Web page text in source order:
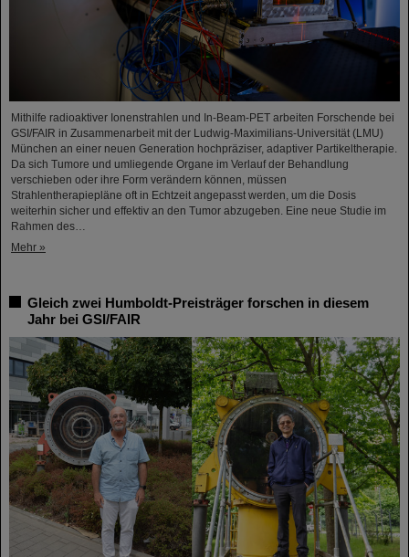
Mithilfe radioaktiver Ionenstrahlen und In-Beam-PET arbeiten Forschende bei
GSI/FAIR in Zusammenarbeit mit der Ludwig-Maximilians-Universität (LMU)
München an einer neuen Generation hochpräziser, adaptiver Partikeltherapie.
Da sich Tumore und umliegende Organe im Verlauf der Behandlung
verschieben oder ihre Form verändern können, müssen
Strahlentherapiepläne oft in Echtzeit angepasst werden, um die Dosis
weiterhin sicher und effektiv an den Tumor abzugeben. Eine neue Studie im
Rahmen des…
Mehr »
Gleich zwei Humboldt-Preisträger forschen in diesem
Jahr bei GSI/FAIR